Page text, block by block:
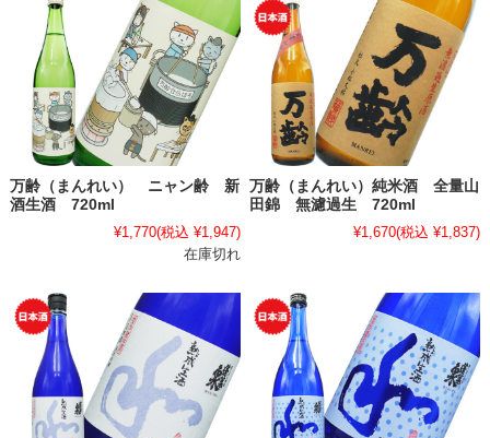
万齢（まんれい） ニャン齢 新
酒生酒 720ml
¥1,770(税込 ¥1,947)
在庫切れ
万齢（まんれい）純米酒 全量山
田錦 無濾過生 720ml
¥1,670(税込 ¥1,837)